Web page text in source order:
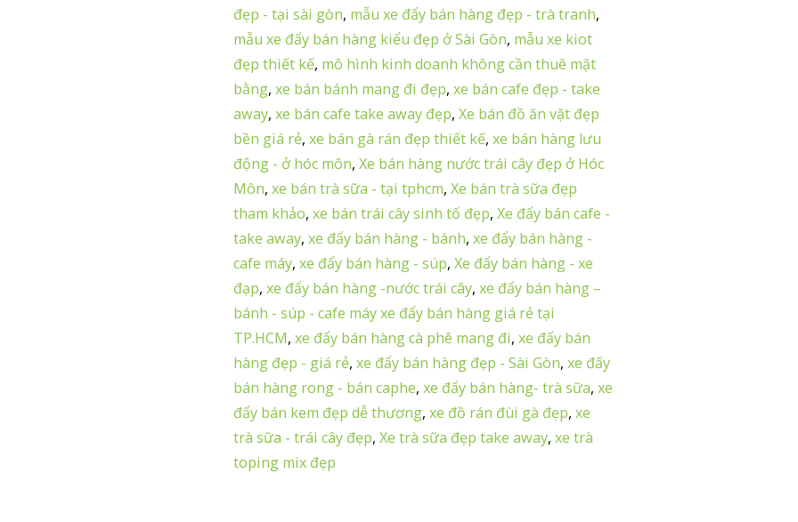
đẹp - tại sài gòn, mẫu xe đẩy bán hàng đẹp - trà tranh,
mẫu xe đẩy bán hàng kiểu đẹp ở Sài Gòn, mẫu xe kiot
đẹp thiết kế, mô hình kinh doanh không cần thuê mặt
bằng,xe bán bánh mang đi đẹp,xe bán cafe đẹp - take
away,xe bán cafe take away đẹp,Xe bán đồ ăn vặt đẹp
bền giá rẻ,xe bán gà rán đẹp thiết kế,xe bán hàng lưu
động - ở hóc môn,Xe bán hàng nước trái cây đẹp ở Hóc
Môn,xe bán trà sữa - tại tphcm,Xe bán trà sữa đẹp
tham khảo,xe bán trái cây sinh tố đẹp,Xe đẩy bán cafe -
take away,xe đẩy bán hàng - bánh,xe đẩy bán hàng -
cafe máy,xe đẩy bán hàng - súp,Xe đẩy bán hàng - xe
đạp,xe đẩy bán hàng -nước trái cây,xe đẩy bán hàng –
bánh - súp - cafe máy xe đẩy bán hàng giá rẻ tại
TP.HCM,xe đẩy bán hàng cà phê mang đi,xe đẩy bán
hàng đẹp - giá rẻ,xe đẩy bán hàng đẹp - Sài Gòn,xe đấy
bán hàng rong - bán caphe,xe đẩy bán hàng- trà sữa,xe
đẩy bán kem đẹp dễ thương,xe đồ rán đùi gà đẹp,xe
trà sữa - trái cây đẹp,Xe trà sữa đẹp take away,xe trà
toping mix đẹp